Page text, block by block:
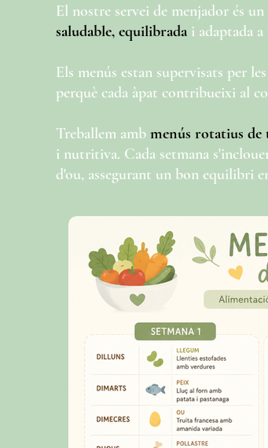
El nostre servei de menjador és
saludable, equilibrada i adaptada
Els menús estan supervisats per
perquè cada àpat contribueixi al
Treballem amb menús rotatius de
i nutritiva. Cada setmana
d'ou, assegurant un bon equilibri